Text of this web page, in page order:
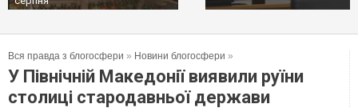
Вся правда з блогосфери » Новини блогосфери »
У Північній Македонії виявили руїни
столиці стародавньої держави